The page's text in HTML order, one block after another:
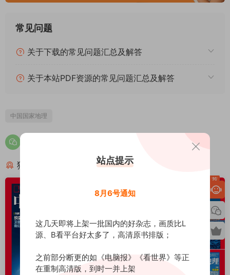
常见问题
关于下载的常见问题汇总及解答
关于本站PDF资源的常见问题汇总及解答
中国国家地理
猜你喜欢
荐
站点提示
8月6号通知
这几天即将上架一批国内的好杂志，画质比L
源、B看平台好太多了，高清原书排版；
之前部分断更的如《电脑报》《看世界》等正
在重制高清版，到时一并上架